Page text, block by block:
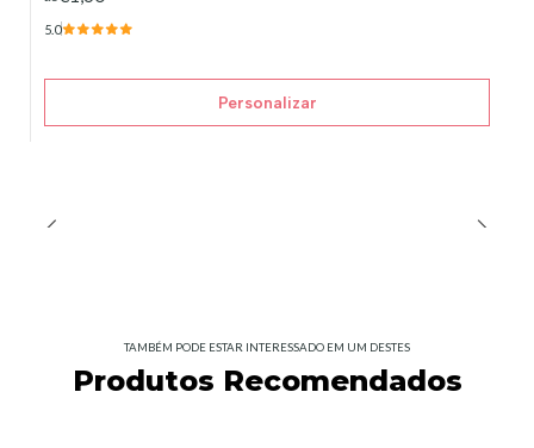
5.0
Personalizar
TAMBÉM PODE ESTAR INTERESSADO EM UM DESTES
Produtos Recomendados